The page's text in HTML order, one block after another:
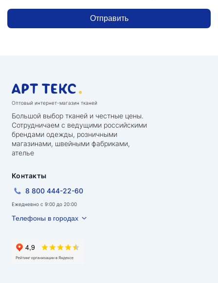
Отправить
Оптовый интернет-магазин тканей
Большой выбор тканей и честные цены.
Сотрудничаем с ведущими российскими
брендами одежды, розничными
магазинами, швейными фабриками,
ателье
Контакты
8 800 444-22-60
Ежедневно с 9:00 до 20:00
Телефоны в городах